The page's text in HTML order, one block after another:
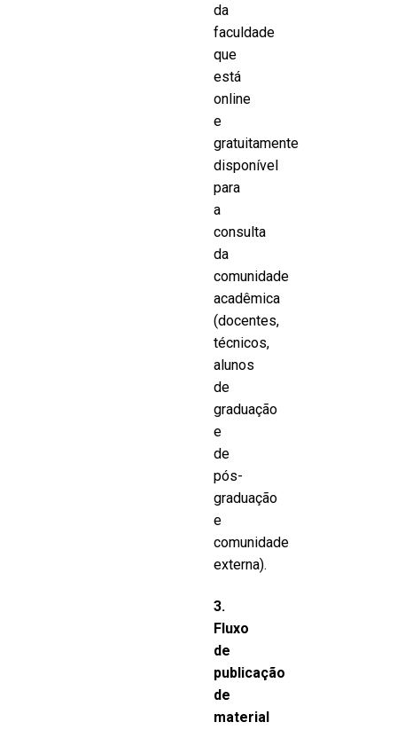
da
faculdade
que
está
online
e
gratuitamente
disponível
para
a
consulta
da
comunidade
acadêmica
(docentes,
técnicos,
alunos
de
graduação
e
de
pós-
graduação
e
comunidade
externa).
3.
Fluxo
de
publicação
de
material